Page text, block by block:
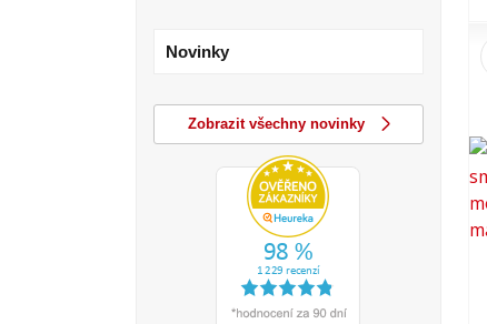
Novinky
Zobrazit všechny novinky